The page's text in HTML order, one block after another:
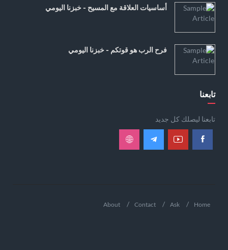
أساسيات العلاقة مع المسيح - خبزنا اليومي
فرح الرب هو قوتكم - خبزنا اليومي
تابعنا
تابعنا ليصلك كل جديد
Home
Ask
Contact
About